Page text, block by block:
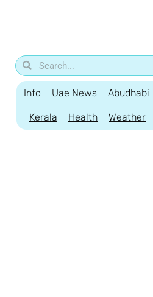
Info Uae News Abudhabi
Kerala Health Weather